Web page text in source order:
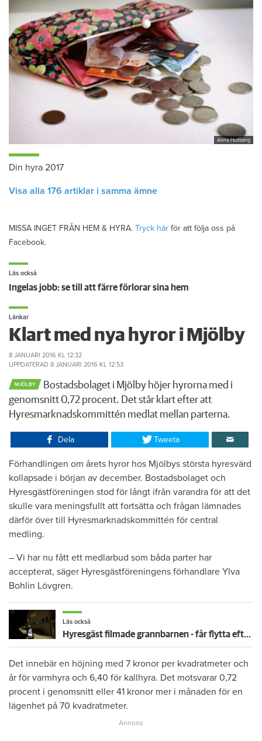
Anna Hultberg
Din hyra 2017
Visa alla 176 artiklar i samma ämne
MISSA INGET FRÅN HEM & HYRA. Tryck här för att följa oss på
Facebook.
Läs också
Ingelas jobb: se till att färre förlorar sina hem
Länkar
Klart med nya hyror i Mjölby
8 JANUARI 2016 KL 12:32
UPPDATERAD 8 JANUARI 2016 KL 12:53
MJÖLBY
Bostadsbolaget i Mjölby höjer hyrorna med i
genomsnitt 0,72 procent. Det står klart efter att
Hyresmarknadskommittén medlat mellan parterna.
Dela Tweeta
Förhandlingen om årets hyror hos Mjölbys största hyresvärd
kollapsade i början av december. Bostadsbolaget och
Hyresgästföreningen stod för långt ifrån varandra för att det
skulle vara meningsfullt att fortsätta och frågan lämnades
därför över till Hyresmarknadskommittén för central
medling.
– Vi har nu fått ett medlarbud som båda parter har
accepterat, säger Hyresgästföreningens förhandlare Ylva
Bohlin Lövgren.
Läs också
Hyresgäst filmade grannbarnen - får flytta efter långvarig konflikt i huset
Det innebär en höjning med 7 kronor per kvadratmeter och
år för varmhyra och 6,40 för kallhyra. Det motsvarar 0,72
procent i genomsnitt eller 41 kronor mer i månaden för en
lägenhet på 70 kvadratmeter.